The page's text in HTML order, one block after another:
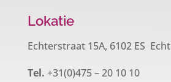
Lokatie
Echterstraat 15A, 6102 ES Echt
Tel. +31(0)475 – 20 10 10